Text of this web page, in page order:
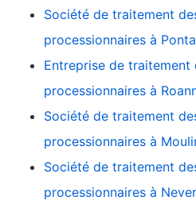
Société de traitement
processionnaires à
Entreprise de traitement
processionnaires à
Société de traitement
processionnaires à
Société de traitement
processionnaires à